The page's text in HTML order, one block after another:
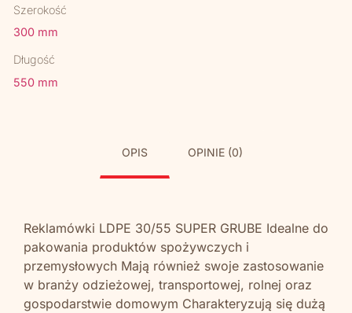
Szerokość
300 mm
Długość
550 mm
OPIS OPINIE (0)
Reklamówki LDPE 30/55 SUPER GRUBE Idealne do
pakowania produktów spożywczych i
przemysłowych Mają również swoje zastosowanie
w branży odzieżowej, transportowej, rolnej oraz
gospodarstwie domowym Charakteryzują się dużą